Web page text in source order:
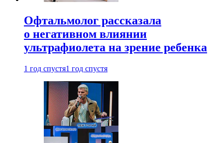
Офтальмолог рассказала
о негативном влиянии
ультрафиолета на зрение ребенка
1 год спустя1 год спустя